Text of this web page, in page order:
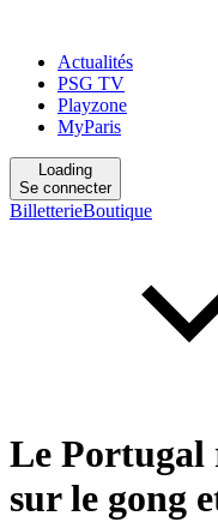
Actualités
PSG TV
Playzone
MyParis
Loading
Se connecter
BilletterieBoutique
Le Portugal
sur le gong